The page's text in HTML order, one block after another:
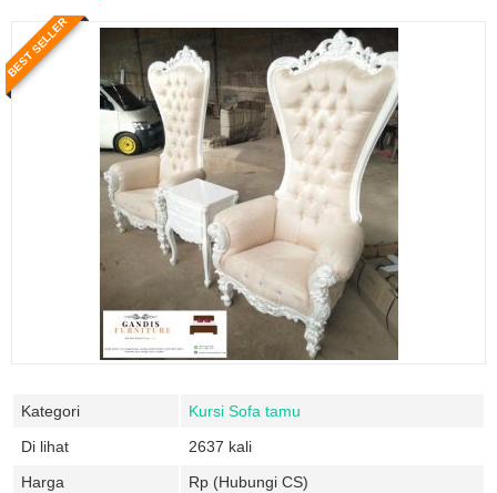
BEST SELLER
Kategori
Kursi Sofa tamu
Di lihat
2637 kali
Harga
Rp (Hubungi CS)